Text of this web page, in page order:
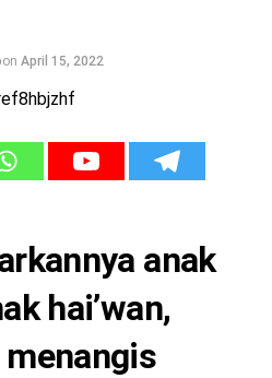
on April 15, 2022
anak
hai’wan,
menangis